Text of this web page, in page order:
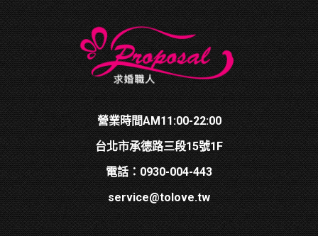
營業時間AM11:00-22:00
台北市承德路三段15號1F
電話：0930-004-443
service@tolove.tw